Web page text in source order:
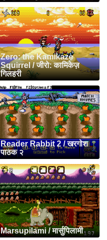
Zero: the Kamikaze
Squirrel / जीरो: कामिकेज़
गिलहरी
Reader Rabbit 2 / खरगोश
पाठक २
Marsupilami / मार्सुपिलामी